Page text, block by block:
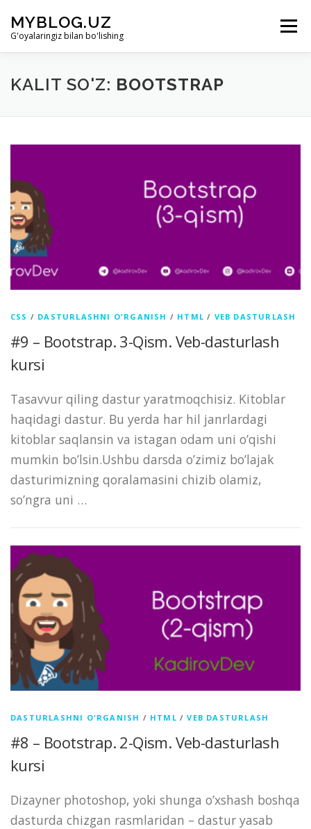
MYBLOG.UZ
G'oyalaringiz bilan bo'lishing
Menu
LOYIHA HAQIDA BO’LIMLAR KIRISH
KALIT SO'Z: BOOTSTRAP
CSS / DASTURLASHNI O'RGANISH / HTML / VEB DASTURLASH
#9 – Bootstrap. 3-Qism. Veb-dasturlash
kursi
Tasavvur qiling dastur yaratmoqchisiz. Kitoblar
haqidagi dastur. Bu yerda har hil janrlardagi
kitoblar saqlansin va istagan odam uni o’qishi
mumkin bo’lsin.Ushbu darsda o’zimiz bo’lajak
dasturimizning qoralamasini chizib olamiz,
so’ngra uni …
DASTURLASHNI O'RGANISH / HTML /VEB DASTURLASH
#8 – Bootstrap. 2-Qism. Veb-dasturlash
kursi
Dizayner photoshop, yoki shunga o’xshash boshqa
dasturda chizgan rasmlaridan – dastur yasab